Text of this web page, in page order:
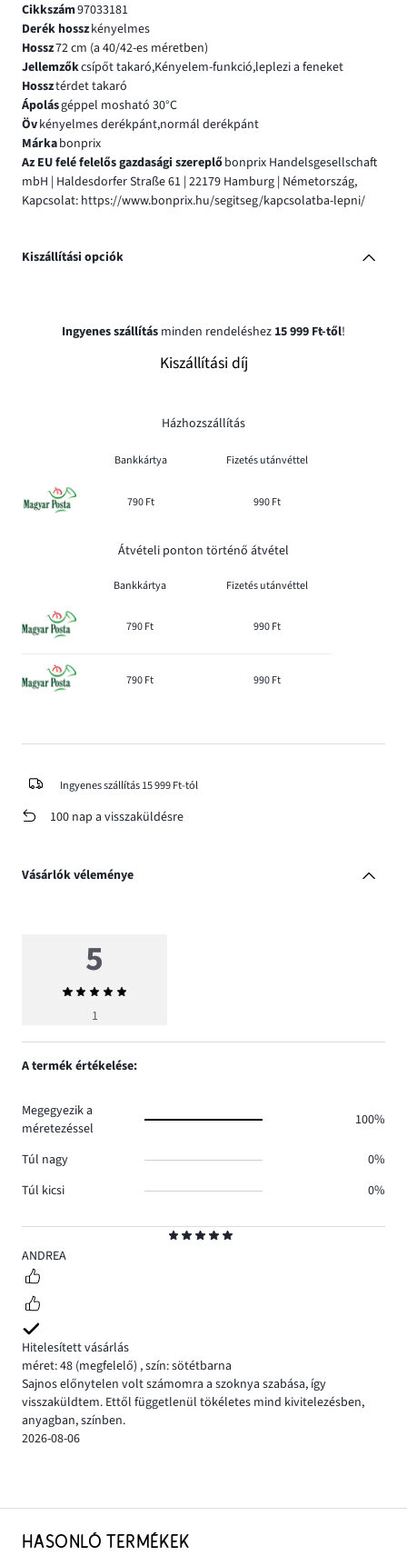
Cikkszám97033181
Derék hosszkényelmes
Hossz72 cm (a 40/42-es méretben)
Jellemzőkcsípőt takaró,Kényelem-funkció,leplezi a feneket
Hossztérdet takaró
Ápolásgéppel mosható 30°C
Övkényelmes derékpánt,normál derékpánt
Márkabonprix
Az EU felé felelős gazdasági szereplőbonprix Handelsgesellschaft
mbH | Haldesdorfer Straße 61 | 22179 Hamburg | Németország,
Kapcsolat: https://www.bonprix.hu/segitseg/kapcsolatba-lepni/
Kiszállítási opciók
Ingyenes szállítás minden rendeléshez 15 999 Ft-től!
Kiszállítási díj
Házhozszállítás
Bankkártya Fizetés utánvéttel
790 Ft 990 Ft
Átvételi ponton történő átvétel
Bankkártya Fizetés utánvéttel
790 Ft 990 Ft
790 Ft 990 Ft
Ingyenes szállítás 15 999 Ft-tól
100 nap a visszaküldésre
Vásárlók véleménye
5
ANDREA
Hitelesített vásárlás
méret: 48 (megfelelő) ,szín: sötétbarna
Sajnos előnytelen volt számomra a szoknya szabása, így
visszaküldtem. Ettől függetlenül tökéletes mind kivitelezésben,
anyagban, színben.
2026-08-06
5
Átlagos
értékelés
1
A termék értékelése:
Megegyezik a
méretezéssel
100%
Túl nagy
0%
Túl kicsi
0%
HASONLÓ TERMÉKEK